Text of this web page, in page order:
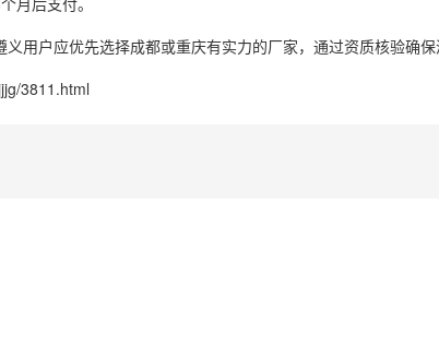
用户应优先选择成都或重庆有实力的厂家，通过资质核验确保
3811.html